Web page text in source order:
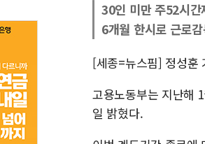
30인 미만 주52시간
6개월 한시로 근로
[세종=뉴스핌] 정성훈
고용노동부는 지난해
일 밝혔다.